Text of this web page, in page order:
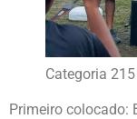
Categoria
Primeiro colocado: